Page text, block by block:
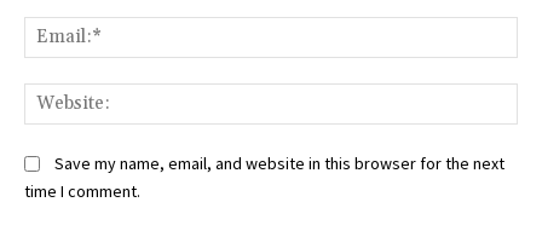
Save my name, email, and website in this browser for the next
time I comment.